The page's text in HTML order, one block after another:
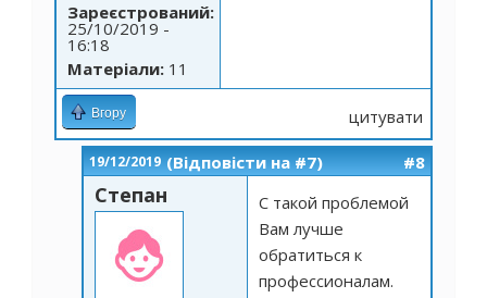
Зареєстрований:
25/10/2019 -
16:18
Матеріали: 11
Вгору цитувати
19/12/2019 (Відповісти на #7) #8
Степан
С такой проблемой
Вам лучше
обратиться к
профессионалам.